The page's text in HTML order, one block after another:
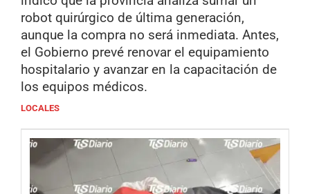
robot quirúrgico de última generación,
aunque la compra no será inmediata. Antes,
el Gobierno prevé renovar el equipamiento
hospitalario y avanzar en la capacitación de
los equipos médicos.
LOCALES